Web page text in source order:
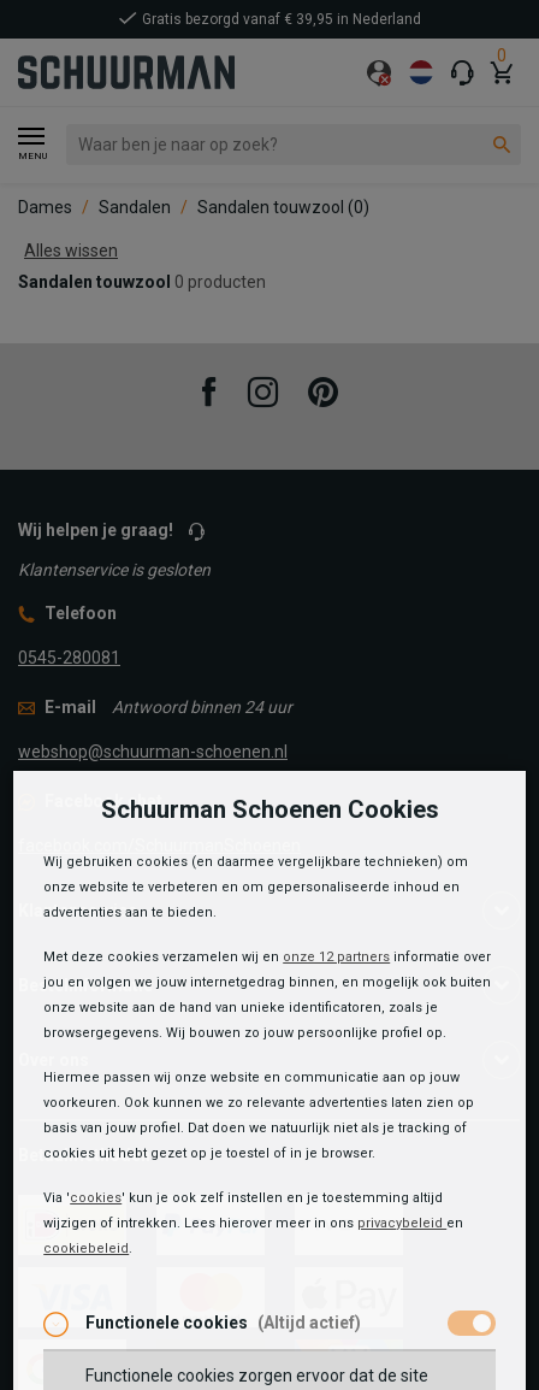
0
MENU
Gratis bezorgd vanaf € 39,95 in Nederland
Dames Sandalen Sandalen touwzool (0)
Alles wissen
Sandalen touwzool 0 producten
FacebookInstagramPinterest
Wij helpen je graag!
Klantenservice is gesloten
Telefoon
0545-280081
E-mail Antwoord binnen 24 uur
webshop@schuurman-schoenen.nl
Facebook chat
Klantenservice
Bestelinformatie
Betaalmethoden
visa
Schuurman Schoenen Cookies
Wij gebruiken cookies (en daarmee vergelijkbare technieken) om
onze website te verbeteren en om gepersonaliseerde inhoud en
advertenties aan te bieden.
Met deze cookies verzamelen wij en onze 12 partners informatie over
jou en volgen we jouw internetgedrag binnen, en mogelijk ook buiten
onze website aan de hand van unieke identificatoren, zoals je
browsergegevens. Wij bouwen zo jouw persoonlijke profiel op.
Hiermee passen wij onze website en communicatie aan op jouw
voorkeuren. Ook kunnen we zo relevante advertenties laten zien op
basis van jouw profiel. Dat doen we natuurlijk niet als je tracking of
cookies uit hebt gezet op je toestel of in je browser.
Via 'cookies' kun je ook zelf instellen en je toestemming altijd
wijzigen of intrekken. Lees hierover meer in ons privacybeleid en
cookiebeleid .
Functionele cookies (Altijd actief)
Functionele cookies zorgen ervoor dat de site